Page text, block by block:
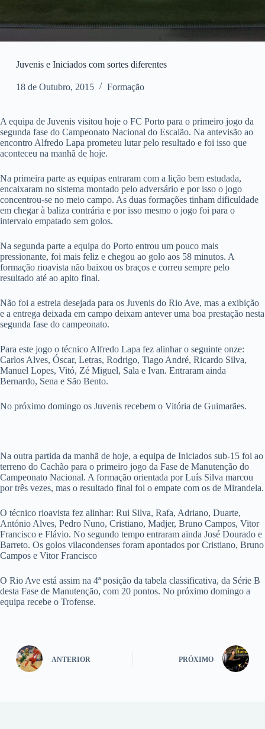
Juvenis e Iniciados com sortes diferentes
18 de Outubro, 2015 Formação
A equipa de Juvenis visitou hoje o FC Porto para o primeiro jogo da
segunda fase do Campeonato Nacional do Escalão. Na antevisão ao
encontro Alfredo Lapa prometeu lutar pelo resultado e foi isso que
aconteceu na manhã de hoje.
Na primeira parte as equipas entraram com a lição bem estudada,
encaixaram no sistema montado pelo adversário e por isso o jogo
concentrou-se no meio campo. As duas formações tinham dificuldade
em chegar à baliza contrária e por isso mesmo o jogo foi para o
intervalo empatado sem golos.
Na segunda parte a equipa do Porto entrou um pouco mais
pressionante, foi mais feliz e chegou ao golo aos 58 minutos. A
formação rioavista não baixou os braços e correu sempre pelo
resultado até ao apito final.
Não foi a estreia desejada para os Juvenis do Rio Ave, mas a exibição
e a entrega deixada em campo deixam antever uma boa prestação nesta
segunda fase do campeonato.
Para este jogo o técnico Alfredo Lapa fez alinhar o seguinte onze:
Carlos Alves, Óscar, Letras, Rodrigo, Tiago André, Ricardo Silva,
Manuel Lopes, Vitó, Zé Miguel, Sala e Ivan. Entraram ainda
Bernardo, Sena e São Bento.
No próximo domingo os Juvenis recebem o Vitória de Guimarães.
Na outra partida da manhã de hoje, a equipa de Iniciados sub-15 foi ao
terreno do Cachão para o primeiro jogo da Fase de Manutenção do
Campeonato Nacional. A formação orientada por Luís Silva marcou
por três vezes, mas o resultado final foi o empate com os de Mirandela.
O técnico rioavista fez alinhar: Rui Silva, Rafa, Adriano, Duarte,
António Alves, Pedro Nuno, Cristiano, Madjer, Bruno Campos, Vitor
Francisco e Flávio. No segundo tempo entraram ainda José Dourado e
Barreto. Os golos vilacondenses foram apontados por Cristiano, Bruno
Campos e Vitor Francisco
O Rio Ave está assim na 4ª posição da tabela classificativa, da Série B
desta Fase de Manutenção, com 20 pontos. No próximo domingo a
equipa recebe o Trofense.
ANTERIOR PRÓXIMO